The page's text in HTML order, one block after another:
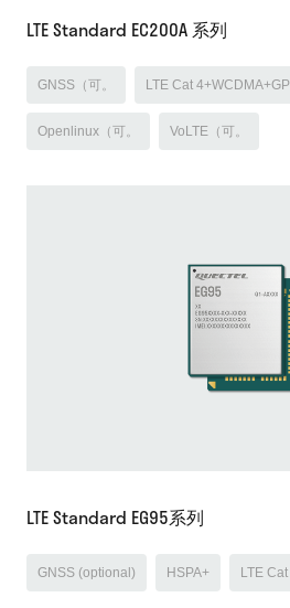
LTE Standard EC200A 系列
GNSS（可。 LTE Cat
Openlinux（可。 VoLTE（可。
LTE Standard EG95系列
GNSS (optional) HSPA+ LTE Cat